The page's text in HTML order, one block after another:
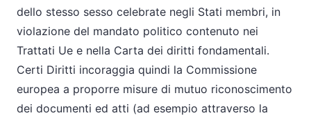
dello stesso sesso celebrate negli Stati membri, in
violazione del mandato politico contenuto nei
Trattati Ue e nella Carta dei diritti fondamentali.
Certi Diritti incoraggia quindi la Commissione
europea a proporre misure di mutuo riconoscimento
dei documenti ed atti (ad esempio attraverso la